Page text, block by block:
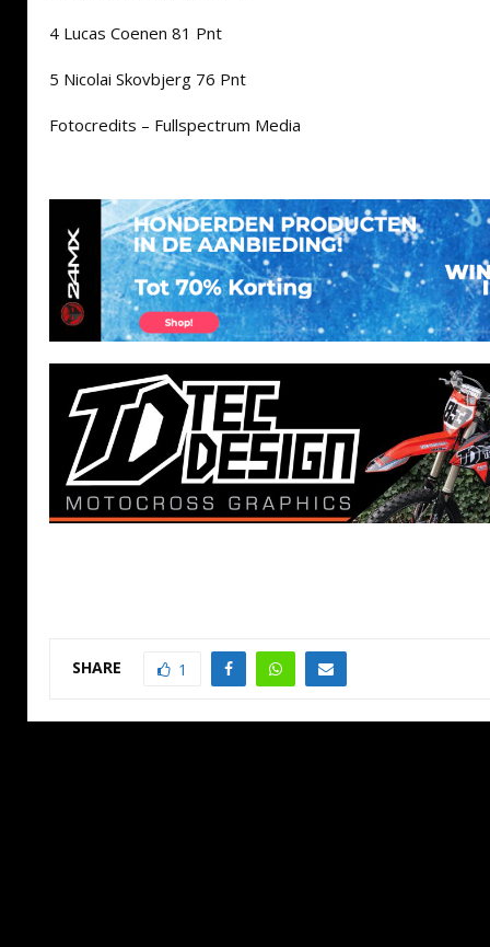
4 Lucas Coenen 81 Pnt
5 Nicolai Skovbjerg 76 Pnt
Fotocredits – Fullspectrum Media
SHARE 1